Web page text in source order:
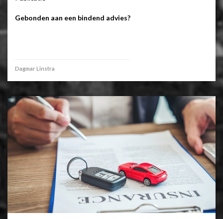
Gebonden aan een bindend advies?
Dagmar Linstra